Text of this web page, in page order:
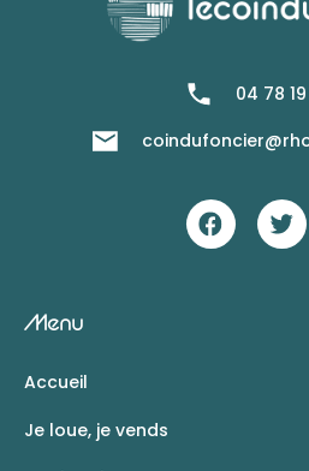
04 78
Menu
Accueil
Je loue, je vends